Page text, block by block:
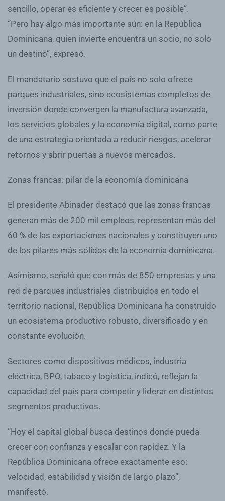
sencillo, operar es eficiente y crecer es posible”.
“Pero hay algo más importante aún: en la República
Dominicana, quien invierte encuentra un socio, no solo
un destino”, expresó.
El mandatario sostuvo que el país no solo ofrece
parques industriales, sino ecosistemas completos de
inversión donde convergen la manufactura avanzada,
los servicios globales y la economía digital, como parte
de una estrategia orientada a reducir riesgos, acelerar
retornos y abrir puertas a nuevos mercados.
Zonas francas: pilar de la economía dominicana
El presidente Abinader destacó que las zonas francas
generan más de 200 mil empleos, representan más del
60 % de las exportaciones nacionales y constituyen uno
de los pilares más sólidos de la economía dominicana.
Asimismo, señaló que con más de 850 empresas y una
red de parques industriales distribuidos en todo el
territorio nacional, República Dominicana ha construido
un ecosistema productivo robusto, diversificado y en
constante evolución.
Sectores como dispositivos médicos, industria
eléctrica, BPO, tabaco y logística, indicó, reflejan la
capacidad del país para competir y liderar en distintos
segmentos productivos.
“Hoy el capital global busca destinos donde pueda
crecer con confianza y escalar con rapidez. Y la
República Dominicana ofrece exactamente eso:
velocidad, estabilidad y visión de largo plazo”,
manifestó.